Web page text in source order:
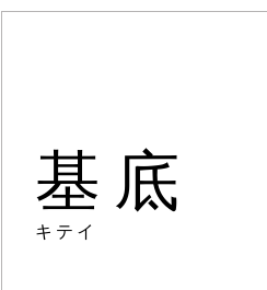
基底
キテイ